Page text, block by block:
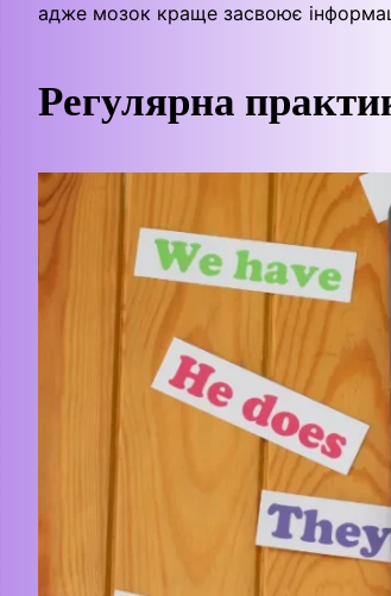
адже мозок краще засвоює
Регулярна